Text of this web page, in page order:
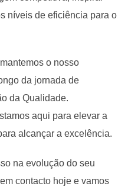
níveis de eficiência para o
o nosso
da jornada de
da Qualidade.
aqui para elevar a
alcançar a excelência.
na evolução do seu
contacto hoje e vamos